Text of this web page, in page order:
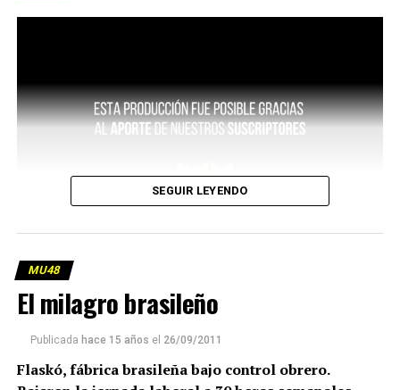
SEGUIR LEYENDO
MU48
El milagro brasileño
Publicada hace 15 años el 26/09/2011
Flaskó, fábrica brasileña bajo control obrero.